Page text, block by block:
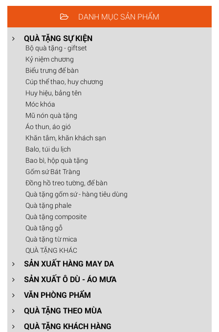
DANH MỤC SẢN PHẨM
QUÀ TẶNG SỰ KIỆN
Bộ quà tặng - giftset
Kỷ niệm chương
Biểu trưng để bàn
Cúp thể thao, huy chương
Huy hiệu, bảng tên
Móc khóa
Mũ nón quà tặng
Áo thun, áo gió
Khăn tắm, khăn khách sạn
Balo, túi du lịch
Bao bì, hộp quà tặng
Gốm sứ Bát Tràng
Đồng hồ treo tường, để bàn
Quà tặng gốm sứ - hàng tiêu dùng
Quà tặng phale
Quà tặng composite
Quà tặng gỗ
Quà tặng từ mica
QUÀ TẶNG KHÁC
SẢN XUẤT HÀNG MAY DA
SẢN XUẤT Ô DÙ - ÁO MƯA
VĂN PHÒNG PHẨM
QUÀ TẶNG THEO MÙA
QUÀ TẶNG KHÁCH HÀNG